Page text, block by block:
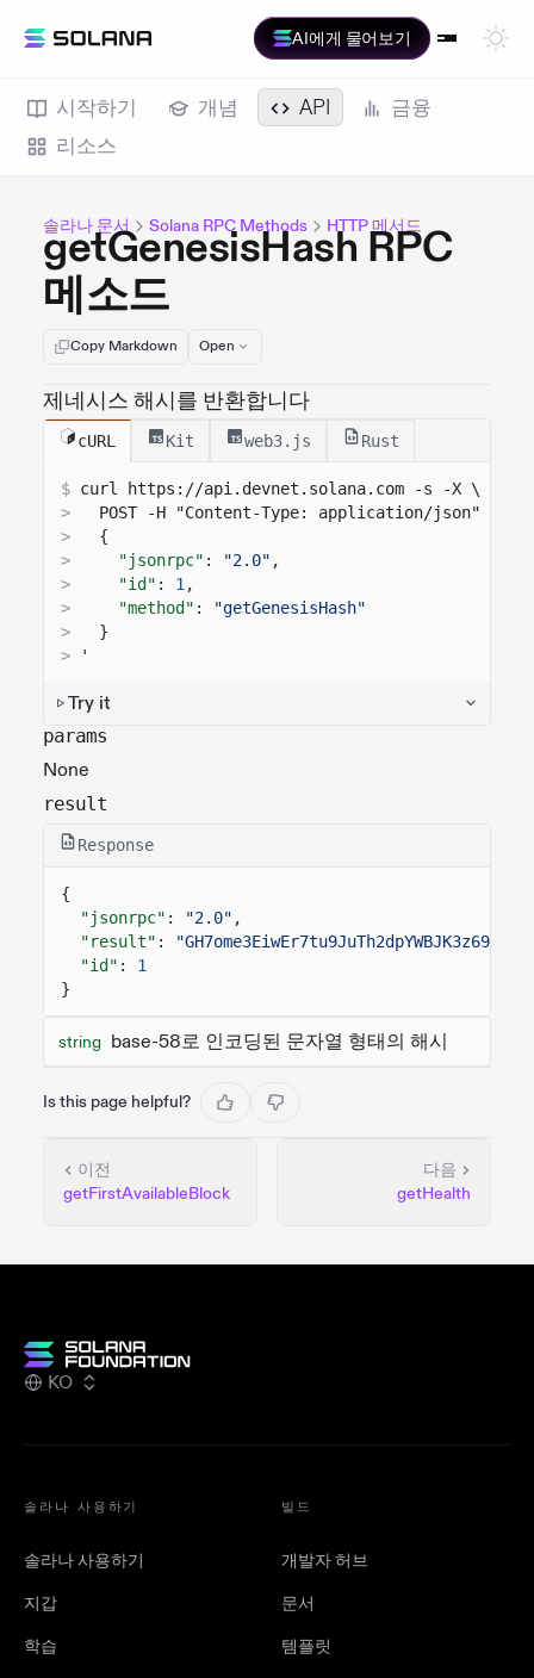
AI에게 물어보기
시작하기 개념 API
금융
리소스
솔라나 문서 Solana RPC Methods HTTP 메서드
getGenesisHash RPC
메소드
Copy Markdown Open
제네시스 해시를 반환합니다
cURL Kit web3.js Rust
$ curl https://api.devnet.solana.com -s -X \
>
POST -H "Content-Type: application/json" -d
>
{
>
"jsonrpc" : "2.0" ,
>
"id" : 1 ,
>
"method" :
"getGenesisHash"
>
}
>
'
Try it
params
None
result
Response
{
"jsonrpc" : "2.0" ,
"result" :
"id" :
1
}
string base-58로 인코딩된 문자열 형태의 해시
Is this page helpful?
이전
getFirstAvailableBlock
다음
getHealth
KO
솔라나 사용하기
솔라나 사용하기
지갑
학습
빌드
개발자 허브
문서
템플릿